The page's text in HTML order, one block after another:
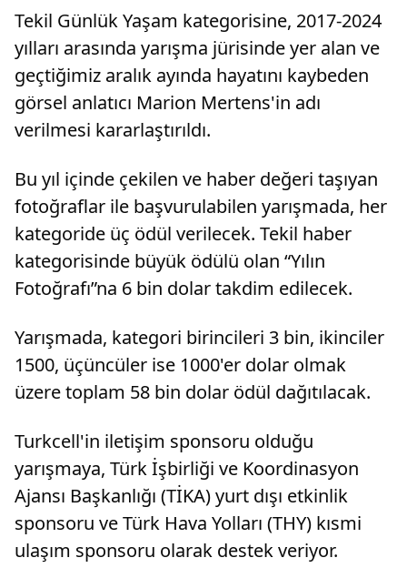
Tekil Günlük Yaşam kategorisine, 2017-2024
yılları arasında yarışma jürisinde yer alan ve
geçtiğimiz aralık ayında hayatını kaybeden
görsel anlatıcı Marion Mertens'in adı
verilmesi kararlaştırıldı.
Bu yıl içinde çekilen ve haber değeri taşıyan
fotoğraflar ile başvurulabilen yarışmada, her
kategoride üç ödül verilecek. Tekil haber
kategorisinde büyük ödülü olan “Yılın
Fotoğrafı”na 6 bin dolar takdim edilecek.
Yarışmada, kategori birincileri 3 bin, ikinciler
1500, üçüncüler ise 1000'er dolar olmak
üzere toplam 58 bin dolar ödül dağıtılacak.
Turkcell'in iletişim sponsoru olduğu
yarışmaya, Türk İşbirliği ve Koordinasyon
Ajansı Başkanlığı (TİKA) yurt dışı etkinlik
sponsoru ve Türk Hava Yolları (THY) kısmi
ulaşım sponsoru olarak destek veriyor.